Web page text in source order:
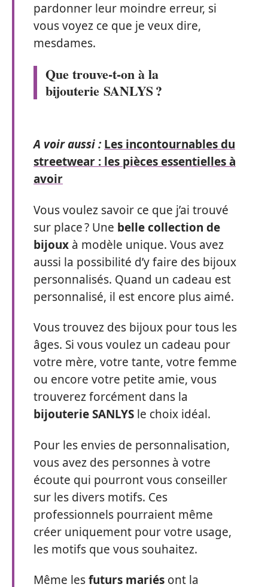
pardonner leur moindre erreur, si
vous voyez ce que je veux dire,
mesdames.
Que trouve-t-on à la
bijouterie SANLYS ?
A voir aussi : Les incontournables du
streetwear : les pièces essentielles à
avoir
Vous voulez savoir ce que j’ai trouvé
sur place ? Une belle collection de
bijoux à modèle unique. Vous avez
aussi la possibilité d’y faire des bijoux
personnalisés. Quand un cadeau est
personnalisé, il est encore plus aimé.
Vous trouvez des bijoux pour tous les
âges. Si vous voulez un cadeau pour
votre mère, votre tante, votre femme
ou encore votre petite amie, vous
trouverez forcément dans la
bijouterie SANLYS le choix idéal.
Pour les envies de personnalisation,
vous avez des personnes à votre
écoute qui pourront vous conseiller
sur les divers motifs. Ces
professionnels pourraient même
créer uniquement pour votre usage,
les motifs que vous souhaitez.
Même lesfuturs mariés ont la